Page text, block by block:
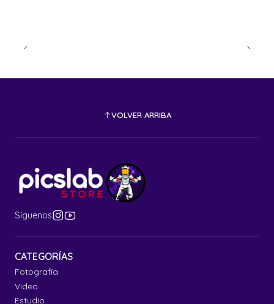
VOLVER ARRIBA
Síguenos
CATEGORÍAS
Fotografía
Video
Estudio